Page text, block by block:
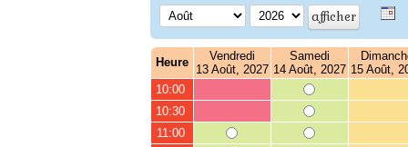
Heure
Vendredi
13 Août, 2027
Samedi
14 Août, 2027 15 Août,
10:00
10:30
11:00